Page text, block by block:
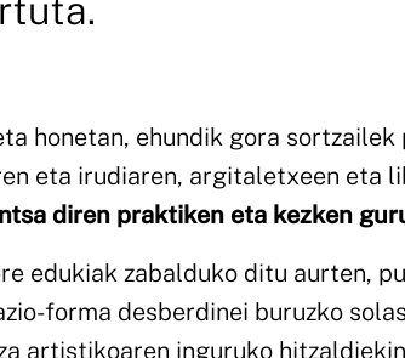
honetan, ehundik gora
eta irudiaren, argitaletxeen eta
diren praktiken eta kezken
edukiak zabalduko ditu aurten,
forma desberdinei buruzko
artistikoaren inguruko